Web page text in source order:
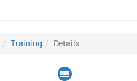
Training Details